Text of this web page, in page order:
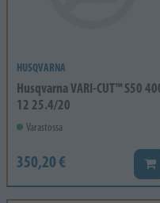
HUSQVARNA
Husqvarna VARI-CUT™ S50
12 25.4/20
Varastossa
350,20 €